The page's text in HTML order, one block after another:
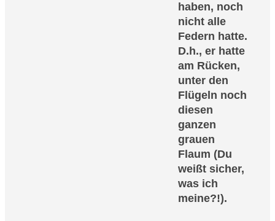
haben, noch
nicht alle
Federn hatte.
D.h., er hatte
am Rücken,
unter den
Flügeln noch
diesen
ganzen
grauen
Flaum (Du
weißt sicher,
was ich
meine?!).